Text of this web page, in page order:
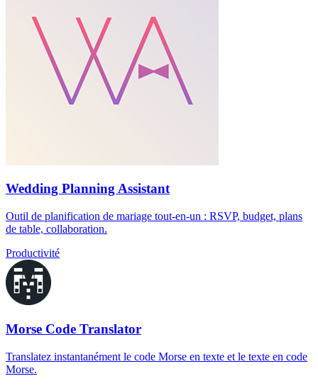
Wedding Planning Assistant
Outil de planification de mariage tout-en-un : RSVP, budget, plans
de table, collaboration.
Productivité
Morse Code Translator
Translatez instantanément le code Morse en texte et le texte en code
Morse.